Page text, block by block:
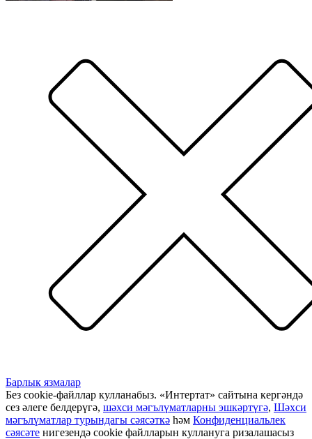
Барлык язмалар
Без cookie-файллар кулланабыз. «Интертат» сайтына кергәндә
сез әлеге белдерүгә, шәхси мәгълүматларны эшкәртүгә, Шәхси
мәгълүматлар турындагы сәясәткә һәм Конфиденциальлек
сәясәте нигезендә cookie файлларын куллануга ризалашасыз